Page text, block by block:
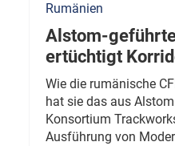
Rumänien
Alstom-
ertüchtigt
Wie die rumänische
hat sie das aus
Konsortium
Ausführung von